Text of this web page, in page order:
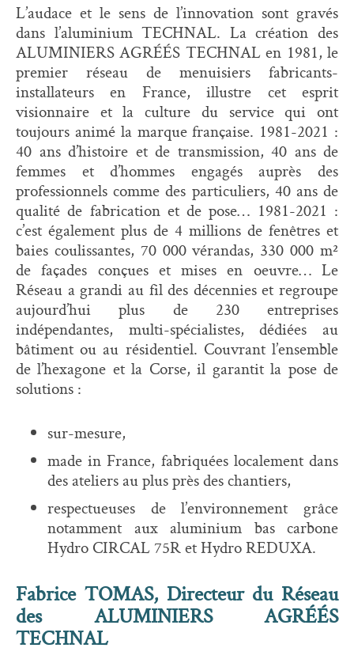
L’audace et le sens de l’innovation sont gravés
dans l’aluminium TECHNAL. La création des
ALUMINIERS AGRÉÉS TECHNAL en 1981, le
premier réseau de menuisiers fabricants-
installateurs en France, illustre cet esprit
visionnaire et la culture du service qui ont
toujours animé la marque française. 1981-2021 :
40 ans d’histoire et de transmission, 40 ans de
femmes et d’hommes engagés auprès des
professionnels comme des particuliers, 40 ans de
qualité de fabrication et de pose… 1981-2021 :
c’est également plus de 4 millions de fenêtres et
baies coulissantes, 70 000 vérandas, 330 000 m²
de façades conçues et mises en oeuvre… Le
Réseau a grandi au fil des décennies et regroupe
aujourd’hui plus de 230 entreprises
indépendantes, multi-spécialistes, dédiées au
bâtiment ou au résidentiel. Couvrant l’ensemble
de l’hexagone et la Corse, il garantit la pose de
solutions :
sur-mesure,
made in France, fabriquées localement dans
des ateliers au plus près des chantiers,
respectueuses de l’environnement grâce
notamment aux aluminium bas carbone
Hydro CIRCAL 75R et Hydro REDUXA.
Fabrice TOMAS, Directeur du Réseau
des ALUMINIERS AGRÉÉS
TECHNAL